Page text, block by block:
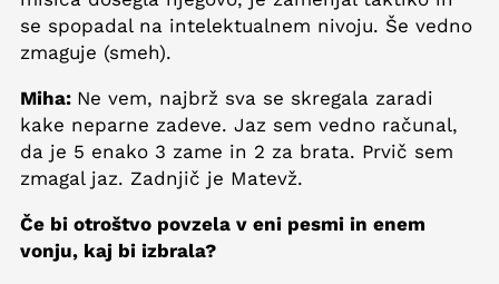
se spopadal na intelektualnem nivoju. Še vedno
zmaguje (smeh).
Miha: Ne vem, najbrž sva se skregala zaradi
kake neparne zadeve. Jaz sem vedno računal,
da je 5 enako 3 zame in 2 za brata. Prvič sem
zmagal jaz. Zadnjič je Matevž.
Če bi otroštvo povzela v eni pesmi in enem
vonju, kaj bi izbrala?